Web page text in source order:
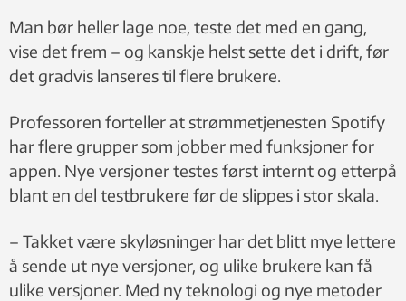
Man bør heller lage noe, teste det med en gang,
vise det frem – og kanskje helst sette det i drift, før
det gradvis lanseres til flere brukere.
Professoren forteller at strømmetjenesten Spotify
har flere grupper som jobber med funksjoner for
appen. Nye versjoner testes først internt og etterpå
blant en del testbrukere før de slippes i stor skala.
– Takket være skyløsninger har det blitt mye lettere
å sende ut nye versjoner, og ulike brukere kan få
ulike versjoner. Med ny teknologi og nye metoder